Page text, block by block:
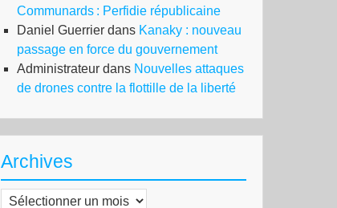
Communards : Perfidie républicaine
Daniel Guerrier dans Kanaky : nouveau
passage en force du gouvernement
Administrateur dans Nouvelles attaques
de drones contre la flottille de la liberté
Archives
Archives